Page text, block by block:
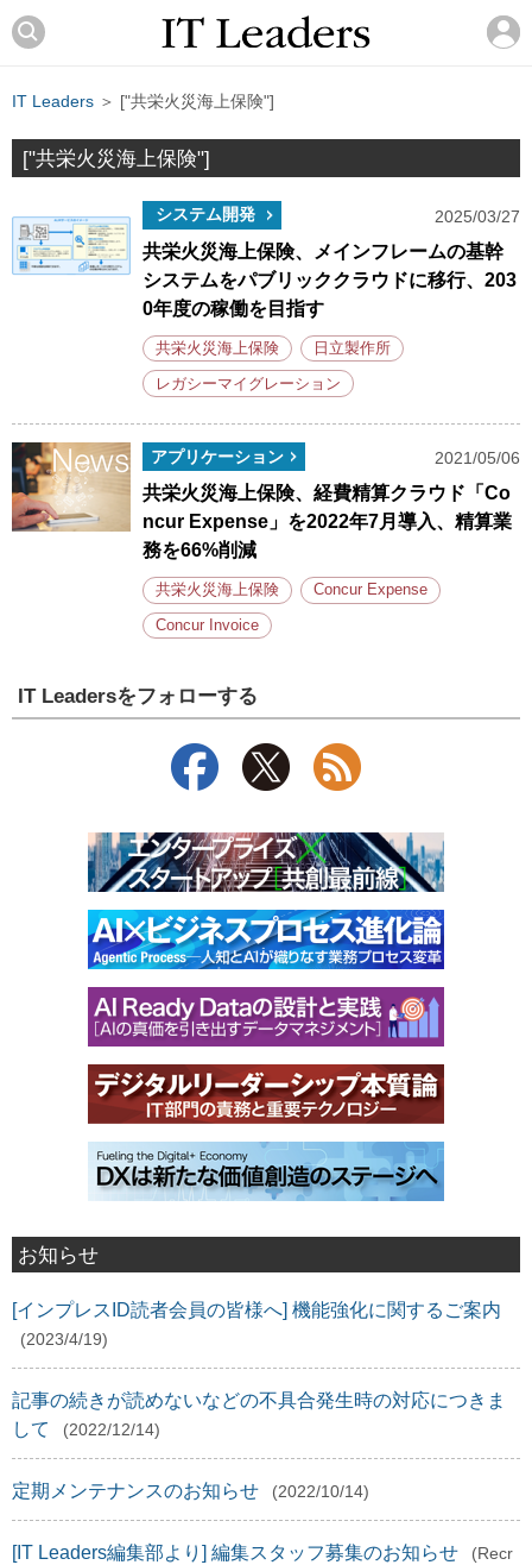
IT Leaders ＞ ["共栄火災海上保険"]
["共栄火災海上保険"]
システム開発 2025/03/27
共栄火災海上保険、メインフレームの基幹
システムをパブリッククラウドに移行、203
0年度の稼働を目指す
共栄火災海上保険 日立製作所
レガシーマイグレーション
アプリケーション 2021/05/06
共栄火災海上保険、経費精算クラウド「Co
ncur Expense」を2022年7月導入、精算業
務を66%削減
共栄火災海上保険 Concur Expense
Concur Invoice
IT Leadersをフォローする
お知らせ
[インプレスID読者会員の皆様へ] 機能強化に関するご案内
(2023/4/19)
記事の続きが読めないなどの不具合発生時の対応につきま
して
(2022/12/14)
定期メンテナンスのお知らせ (2022/10/14)
[IT Leaders編集部より] 編集スタッフ募集のお知らせ
(Recr